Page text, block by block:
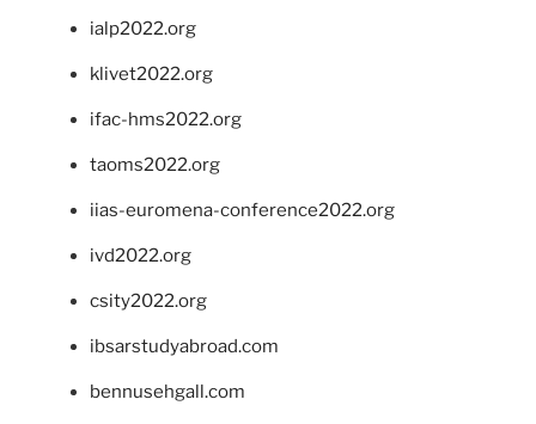
ialp2022.org
klivet2022.org
ifac-hms2022.org
taoms2022.org
iias-euromena-conference2022.org
ivd2022.org
csity2022.org
ibsarstudyabroad.com
bennusehgall.com